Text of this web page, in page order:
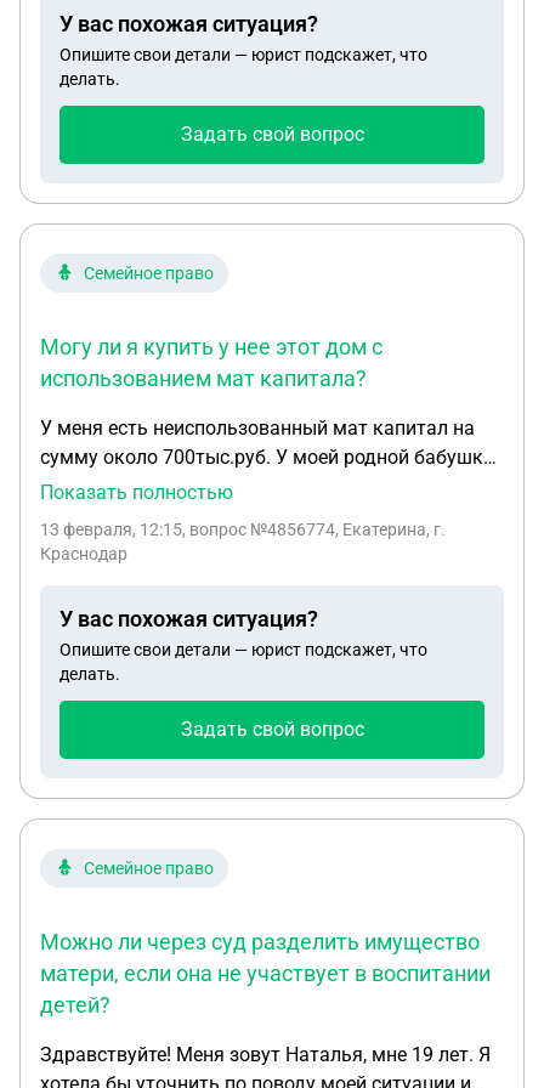
родственников и не платит ни по долгам за
кредиты, ни за коммуналку по квартире, в
которой прописана.
У вас похожая ситуация?
Опишите свои детали — юрист подскажет, что
делать.
Задать свой вопрос
Семейное право
Могу ли я купить у нее этот дом с
использованием мат капитала?
У меня есть неиспользованный мат капитал на
сумму около 700тыс.руб. У моей родной бабушки
(мать моей матери) есть дом, оформленный на
использованием мат капитала? кадастровая
неудовлетворительном состоянии, требуется
косметический ремонт. Площадь 86кв, дом
отдельно стоящий.
Показать полностью
13 февраля, 12:15, вопрос №4856774, Екатерина, г.
Краснодар
У вас похожая ситуация?
Опишите свои детали — юрист подскажет, что
делать.
Задать свой вопрос
Семейное право
Можно ли через суд разделить имущество
матери, если она не участвует в воспитании
детей?
Здравствуйте! Меня зовут Наталья, мне 19 лет. Я